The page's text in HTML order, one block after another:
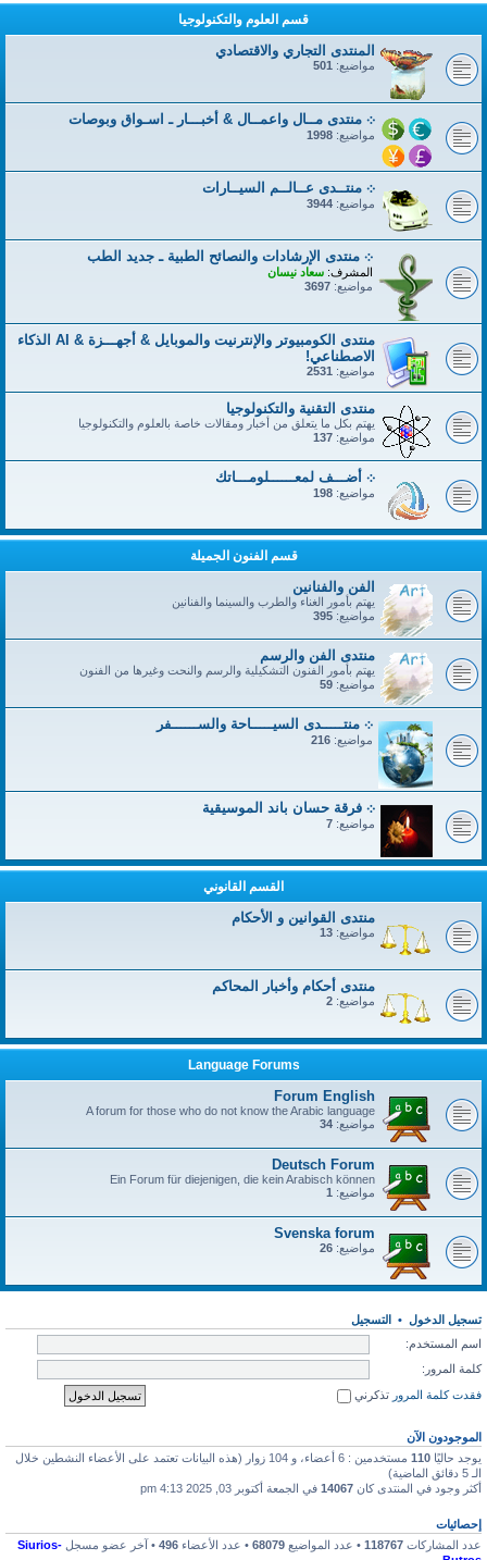
قسم العلوم والتكنولوجيا
المنتدى التجاري والاقتصادي
مواضيع: 501
܀ منتدى مــال واعمــال & أخبـــار ـ اسـواق وبوصات
مواضيع: 1998
܀ منتــدى عــالــم السيــارات
مواضيع: 3944
܀ منتدى الإرشادات والنصائح الطبية ـ جديد الطب
المشرف: سعاد نيسان
مواضيع: 3697
منتدى الكومبيوتر والإنترنيت والموبايل & أجهـــزة & AI الذكاء
الاصطناعي!
مواضيع: 2531
منتدى التقنية والتكنولوجيا
يهتم بكل ما يتعلق من أخبار ومقالات خاصة بالعلوم والتكنولوجيا
مواضيع: 137
܀ أضـــف لمعــــــلومـــاتك
مواضيع: 198
قسم الفنون الجميلة
الفن والفنانين
يهتم بأمور الغناء والطرب والسينما والفنانين
مواضيع: 395
منتدى الفن والرسم
يهتم بأمور الفنون التشكيلية والرسم والنحت وغيرها من الفنون
مواضيع: 59
܀ منتـــــدى السيـــــاحة والســــــفر
مواضيع: 216
܀ فرقة حسان باند الموسيقية
مواضيع: 7
القسم القانوني
منتدى القوانين و الأحكام
مواضيع: 13
منتدى أحكام وأخبار المحاكم
مواضيع: 2
Language Forums
Forum English
A forum for those who do not know the Arabic language
مواضيع: 34
Deutsch Forum
Ein Forum für diejenigen, die kein Arabisch können
مواضيع: 1
Svenska forum
مواضيع: 26
تسجيل الدخول • التسجيل
اسم المستخدم:
كلمة المرور:
فقدت كلمة المرور تذكرني
الموجودون الآن
يوجد حاليًا 110
مستخدمين : 6 أعضاء، و 104 زوار (هذه البيانات تعتمد على الأعضاء النشطين خلال
الـ 5 دقائق الماضية)
أكثر وجود في المنتدى كان 14067 في الجمعة أكتوبر 03, 2025 4:13 pm
إحصائيات
عدد المشاركات 118767 • عدد المواضيع 68079 • عدد الأعضاء 496 • آخر عضو مسجل Siurios-